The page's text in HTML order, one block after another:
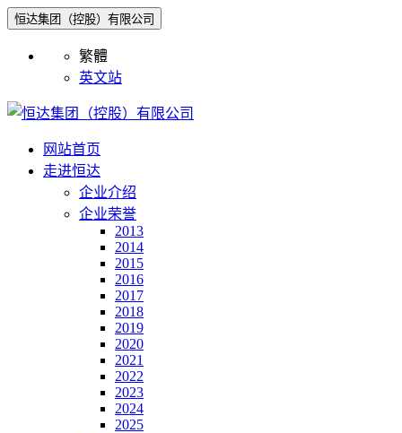
恒达集团（控股）有限公司
繁體
英文站
网站首页
走进恒达
企业介绍
企业荣誉
2013
2014
2015
2016
2017
2018
2019
2020
2021
2022
2023
2024
2025